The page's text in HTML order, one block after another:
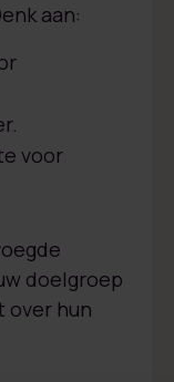
aan:
voor
doelgroep
over hun